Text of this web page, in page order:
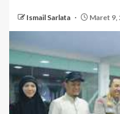
Ismail Sarlata Maret 9,